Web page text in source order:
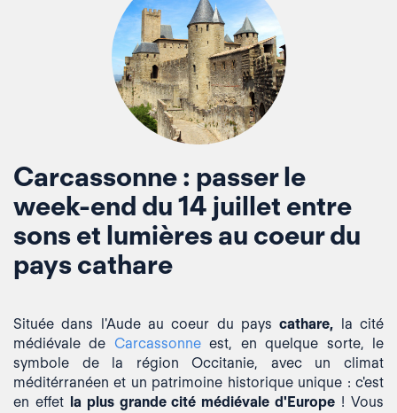
Carcassonne : passer le
week-end du 14 juillet entre
sons et lumières au coeur du
pays cathare
Située dans l'Aude au coeur du payscathare, la cité
médiévale de Carcassonneest, en quelque sorte, le
symbole de la région Occitanie, avec un climat
méditérranéen et un patrimoine historique unique : c'est
en effet la plus grande cité médiévale d'Europe ! Vous